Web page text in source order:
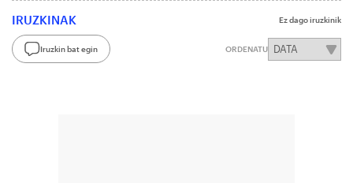
IRUZKINAK Ez dago iruzkinik
Iruzkin bat egin ORDENATU